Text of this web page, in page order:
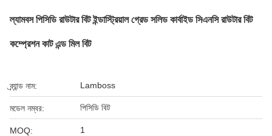
ল্যামবস পিসিডি রাউটার বিট ইন্ডাস্ট্রিয়াল গ্রেড সলিড কার্বাইড সিএনসি রাউটার বিট
কম্প্রেশন কাট এন্ড মিল বিট
ব্র্যান্ড নাম: Lamboss
মডেল নম্বর: পিসিডি বিট
MOQ: 1